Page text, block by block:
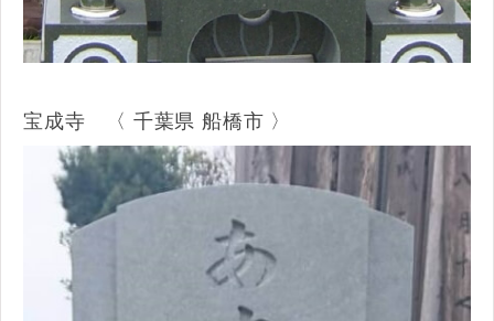
宝成寺 〈 千葉県 船橋市 〉